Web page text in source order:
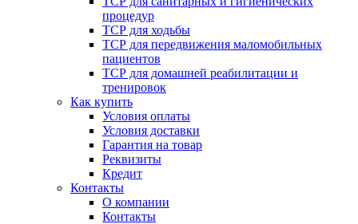
процедур
ТСР для ходьбы
ТСР для передвижения маломобильных
пациентов
ТСР для домашней реабилитации и
тренировок
Как купить
Условия оплаты
Условия доставки
Гарантия на товар
Реквизиты
Кредит
Контакты
О компании
Контакты